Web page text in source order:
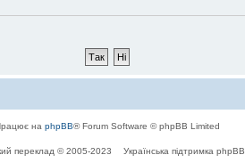
на phpBB® Forum Software © phpBB Limited
переклад © 2005-2023 Українська підтримка phpBB